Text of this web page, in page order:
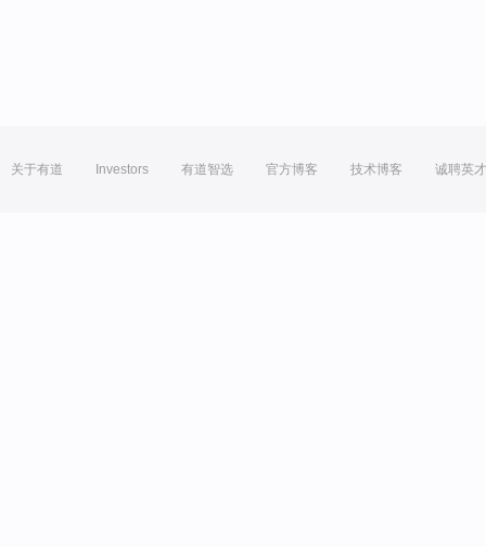
关于有道 Investors 有道智选 官方博客 技术博客 诚聘英才